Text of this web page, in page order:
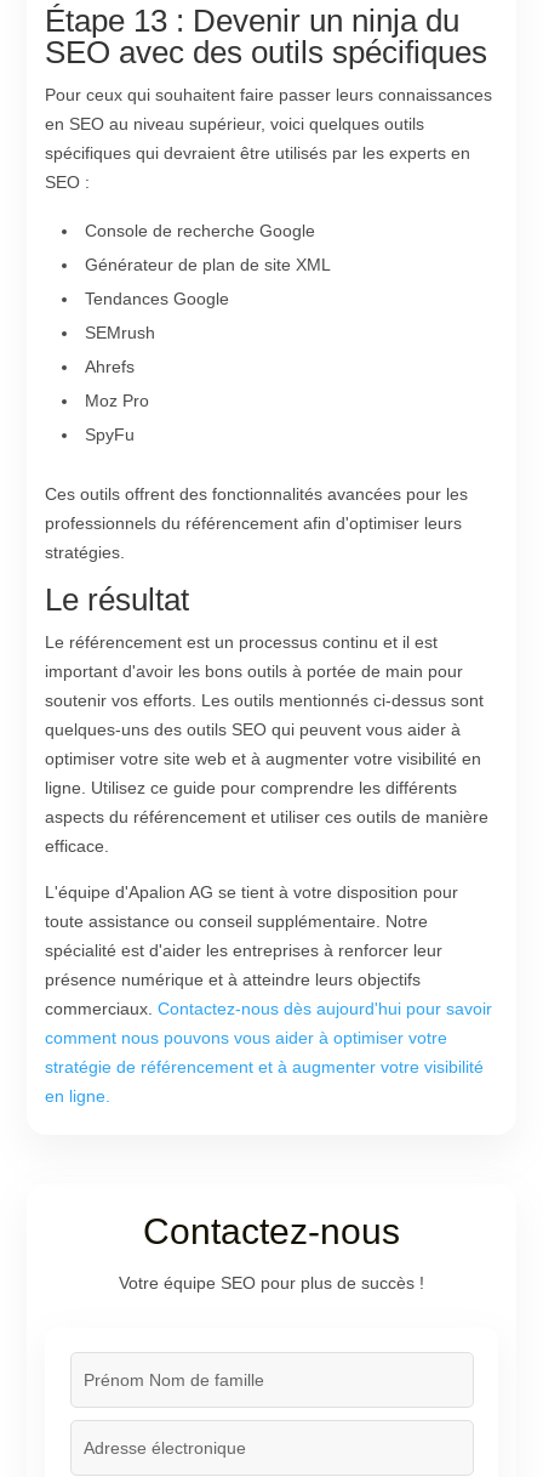
Étape 13 : Devenir un ninja du
SEO avec des outils spécifiques
Pour ceux qui souhaitent faire passer leurs connaissances
en SEO au niveau supérieur, voici quelques outils
spécifiques qui devraient être utilisés par les experts en
SEO :
Console de recherche Google
Générateur de plan de site XML
Tendances Google
SEMrush
Ahrefs
Moz Pro
SpyFu
Ces outils offrent des fonctionnalités avancées pour les
professionnels du référencement afin d'optimiser leurs
stratégies.
Le résultat
Le référencement est un processus continu et il est
important d'avoir les bons outils à portée de main pour
soutenir vos efforts. Les outils mentionnés ci-dessus sont
quelques-uns des outils SEO qui peuvent vous aider à
optimiser votre site web et à augmenter votre visibilité en
ligne. Utilisez ce guide pour comprendre les différents
aspects du référencement et utiliser ces outils de manière
efficace.
L'équipe d'Apalion AG se tient à votre disposition pour
toute assistance ou conseil supplémentaire. Notre
spécialité est d'aider les entreprises à renforcer leur
présence numérique et à atteindre leurs objectifs
commerciaux.Contactez-nous dès aujourd'hui pour savoir
comment nous pouvons vous aider à optimiser votre
stratégie de référencement et à augmenter votre visibilité
en ligne.
Contactez-nous
Votre équipe SEO pour plus de succès !